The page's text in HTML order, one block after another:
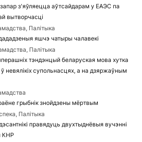
з'яўляецца аўтсайдарам у ЕАЭС па
вытворчасці
Палітыка
яшчэ чатыры чалавекі
Палітыка
тэндэнцый беларуская мова хутка
невялікіх супольнасцях, а на дзяржаўным
грыбнік знойдзены мёртвым
Палітыка
дэсантнікі правядуць двухтыднёвыя вучэнні
КНР